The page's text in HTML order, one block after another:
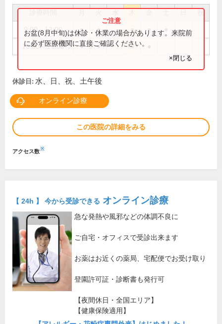
祝
9:00～12:00 ● ● ● ●
16:00～19:00 ● ● ●
お盆(8月中旬)は休診・休業の場合があります。来院前
に必ず医療機関に直接ご確認ください。
×閉じる
休診日: 水、日、祝、土午後
オンライン診療
この医院の詳細をみる
アクセス数※
【 24h 】 今から受診できる オンライン診療
急な発熱や風邪などの体調不良に
ご自宅・オフィスで受診出来ます
お薬はお近くの薬局、宅配便でお受け取り
登園許可証・診断書も発行可
【夜間休日・全国エリア】
【健康保険適用】